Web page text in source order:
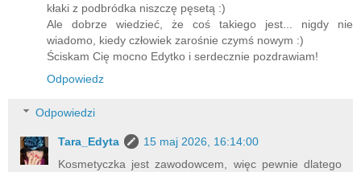
kłaki z podbródka niszczę pęsetą :)
Ale dobrze wiedzieć, że coś takiego jest... nigdy nie
wiadomo, kiedy człowiek zarośnie czymś nowym :)
Ściskam Cię mocno Edytko i serdecznie pozdrawiam!
Odpowiedz
Odpowiedzi
Tara_Edyta
15 maj 2026, 16:14:00
Kosmetyczka jest zawodowcem, więc pewnie dlatego